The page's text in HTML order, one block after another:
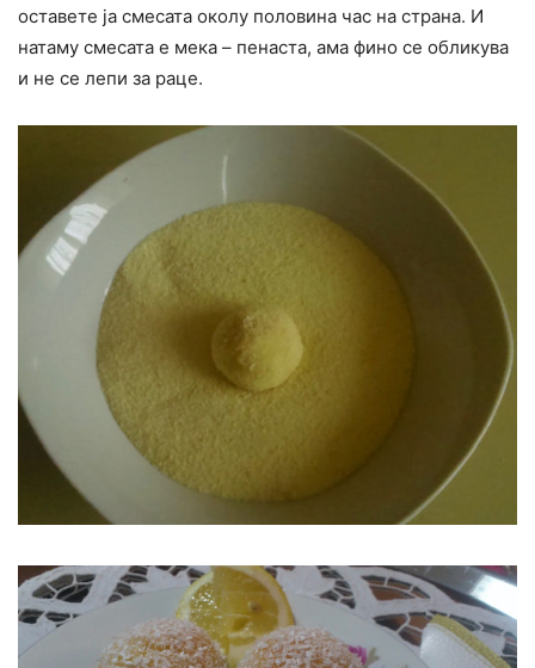
оставете ја смесата околу половина час на страна. И
натаму смесата е мека – пенаста, ама фино се обликува
и не се лепи за раце.